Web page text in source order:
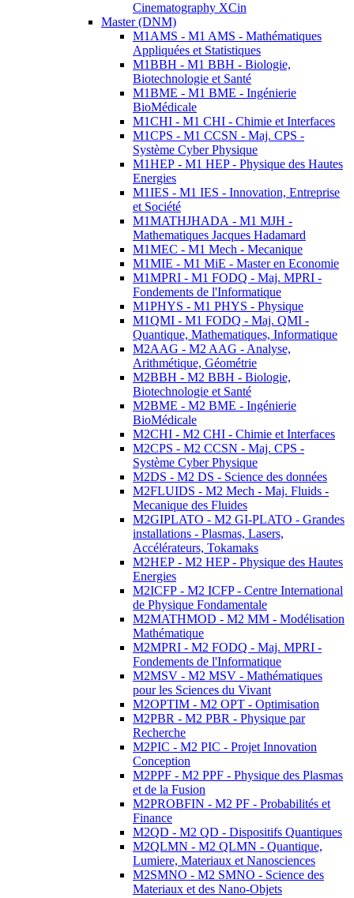
Cinematography XCin
Master (DNM)
M1AMS - M1 AMS - Mathématiques
Appliquées et Statistiques
M1BBH - M1 BBH - Biologie,
Biotechnologie et Santé
M1BME - M1 BME - Ingénierie
BioMédicale
M1CHI - M1 CHI - Chimie et Interfaces
M1CPS - M1 CCSN - Maj. CPS -
Système Cyber Physique
M1HEP - M1 HEP - Physique des Hautes
Energies
M1IES - M1 IES - Innovation, Entreprise
et Société
M1MATHJHADA - M1 MJH -
Mathematiques Jacques Hadamard
M1MEC - M1 Mech - Mecanique
M1MIE - M1 MiE - Master en Economie
M1MPRI - M1 FODQ - Maj. MPRI -
Fondements de l'Informatique
M1PHYS - M1 PHYS - Physique
M1QMI - M1 FODQ - Maj. QMI -
Quantique, Mathematiques, Informatique
M2AAG - M2 AAG - Analyse,
Arithmétique, Géométrie
M2BBH - M2 BBH - Biologie,
Biotechnologie et Santé
M2BME - M2 BME - Ingénierie
BioMédicale
M2CHI - M2 CHI - Chimie et Interfaces
M2CPS - M2 CCSN - Maj. CPS -
Système Cyber Physique
M2DS - M2 DS - Science des données
M2FLUIDS - M2 Mech - Maj. Fluids -
Mecanique des Fluides
M2GIPLATO - M2 GI-PLATO - Grandes
installations - Plasmas, Lasers,
Accélérateurs, Tokamaks
M2HEP - M2 HEP - Physique des Hautes
Energies
M2ICFP - M2 ICFP - Centre International
de Physique Fondamentale
M2MATHMOD - M2 MM - Modélisation
Mathématique
M2MPRI - M2 FODQ - Maj. MPRI -
Fondements de l'Informatique
M2MSV - M2 MSV - Mathématiques
pour les Sciences du Vivant
M2OPTIM - M2 OPT - Optimisation
M2PBR - M2 PBR - Physique par
Recherche
M2PIC - M2 PIC - Projet Innovation
Conception
M2PPF - M2 PPF - Physique des Plasmas
et de la Fusion
M2PROBFIN - M2 PF - Probabilités et
Finance
M2QD - M2 QD - Dispositifs Quantiques
M2QLMN - M2 QLMN - Quantique,
Lumiere, Materiaux et Nanosciences
M2SMNO - M2 SMNO - Science des
Materiaux et des Nano-Objets